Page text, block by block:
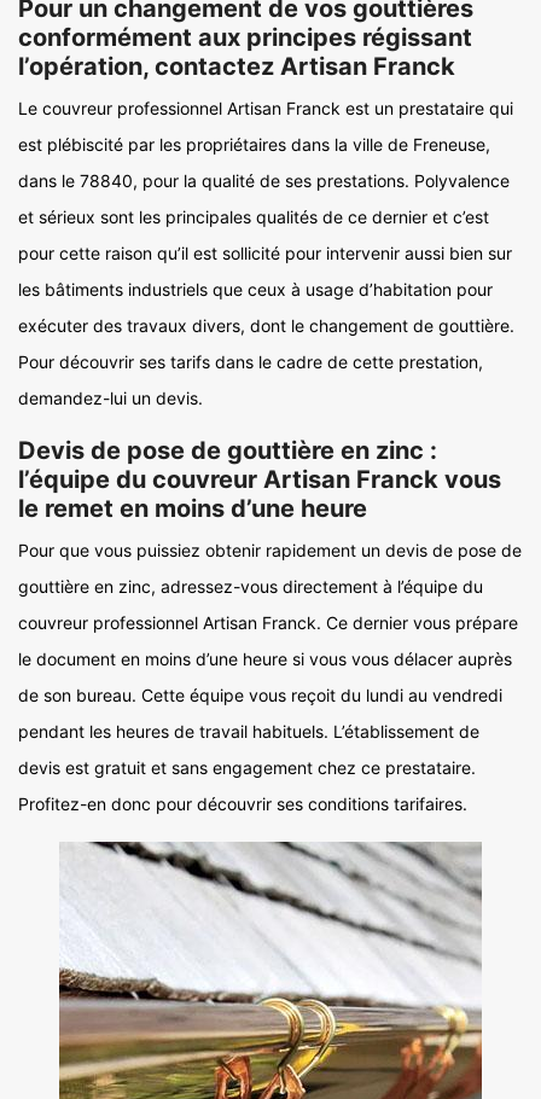
Pour un changement de vos gouttières
conformément aux principes régissant
l’opération, contactez Artisan Franck
Le couvreur professionnel Artisan Franck est un prestataire qui
est plébiscité par les propriétaires dans la ville de Freneuse,
dans le 78840, pour la qualité de ses prestations. Polyvalence
et sérieux sont les principales qualités de ce dernier et c’est
pour cette raison qu’il est sollicité pour intervenir aussi bien sur
les bâtiments industriels que ceux à usage d’habitation pour
exécuter des travaux divers, dont le changement de gouttière.
Pour découvrir ses tarifs dans le cadre de cette prestation,
demandez-lui un devis.
Devis de pose de gouttière en zinc :
l’équipe du couvreur Artisan Franck vous
le remet en moins d’une heure
Pour que vous puissiez obtenir rapidement un devis de pose de
gouttière en zinc, adressez-vous directement à l’équipe du
couvreur professionnel Artisan Franck. Ce dernier vous prépare
le document en moins d’une heure si vous vous délacer auprès
de son bureau. Cette équipe vous reçoit du lundi au vendredi
pendant les heures de travail habituels. L’établissement de
devis est gratuit et sans engagement chez ce prestataire.
Profitez-en donc pour découvrir ses conditions tarifaires.